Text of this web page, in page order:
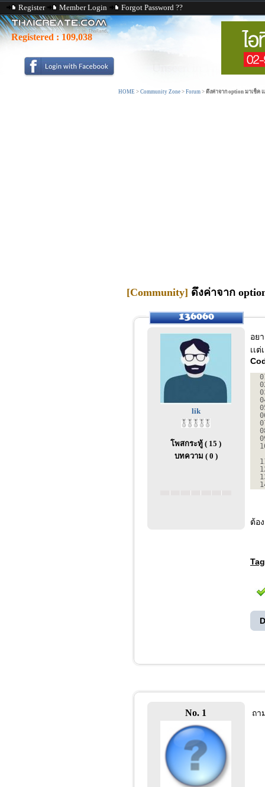
Register Member Login Forgot Password ??
Registered : 109,038
HOME > Community Zone > Forum > ดึงค่าจาก option มาเช็ค
[Community] ดึงค่าจาก
lik
โพสกระทู้ ( 15 )
บทความ ( 0 )
อย
เเ
ต้อ
Tag
No. 1 ถา